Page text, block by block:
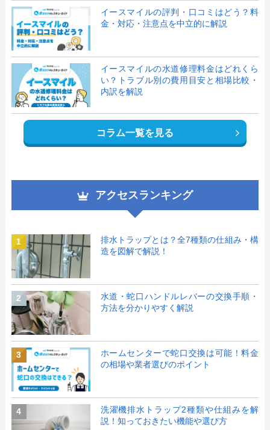
イースマイルの評判・口コミはどう？料
金・対応・注意点を中立的に解説
イースマイルの水道修理料金はどれくら
い？トラブル別の費用目安と相場比較・
内訳を解説
コラム一覧を見る
アクセスランキング
1
排水トラップとは？全7種類の仕組み・構
造を図解で解説！
2
水道・蛇口ハンドルレバーの交換手順・
方法を分かりやすく解説
3
ホームセンターで蛇口交換は可能！料金
の相場や業者選びのポイント
4
洗濯機排水トラップ2種類や仕組みを解
説！知っておきたい機能や選び方